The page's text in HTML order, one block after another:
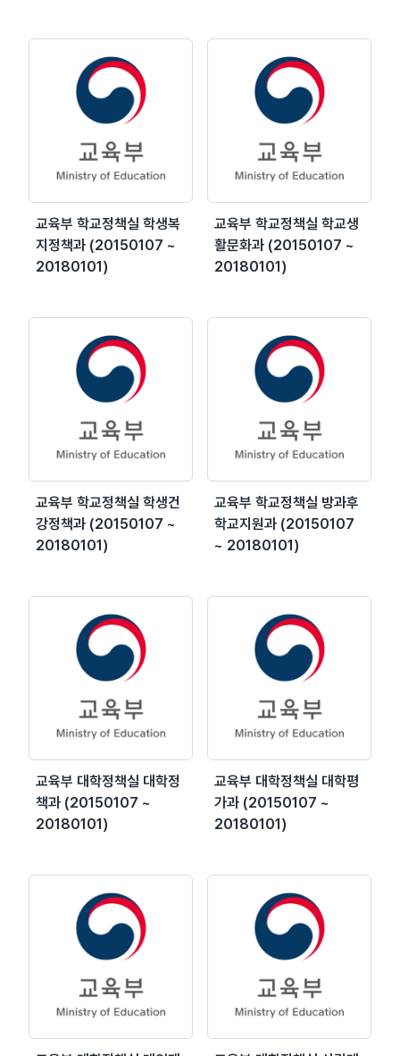
교육부 학교정책실 학생복
지정책과 (20150107 ~
20180101)
교육부 학교정책실 학교생
활문화과 (20150107 ~
20180101)
교육부 학교정책실 학생건
강정책과 (20150107 ~
20180101)
교육부 학교정책실 방과후
학교지원과 (20150107
~ 20180101)
교육부 대학정책실 대학정
책과 (20150107 ~
20180101)
교육부 대학정책실 대학평
가과 (20150107 ~
20180101)